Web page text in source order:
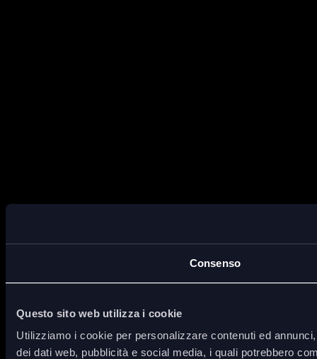
Consenso
Questo sito web utilizza i cookie
Utilizziamo i cookie per personalizzare contenuti ed
dei dati web, pubblicità e social media, i quali potrebbero